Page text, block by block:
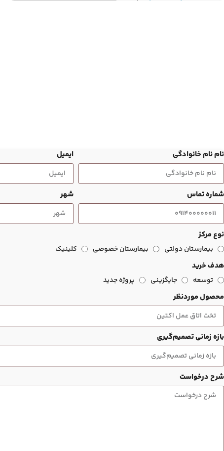
نام نام خانوادگی ایمیل
شماره تماس شهر
نوع مرکز
بیمارستان دولتی بیمارستان خصوصی کلینیک
هدف خرید
توسعه جایگزینی پروژه جدید
محصول موردنظر
بازه زمانی تصمیم‌گیری
شرح درخواست